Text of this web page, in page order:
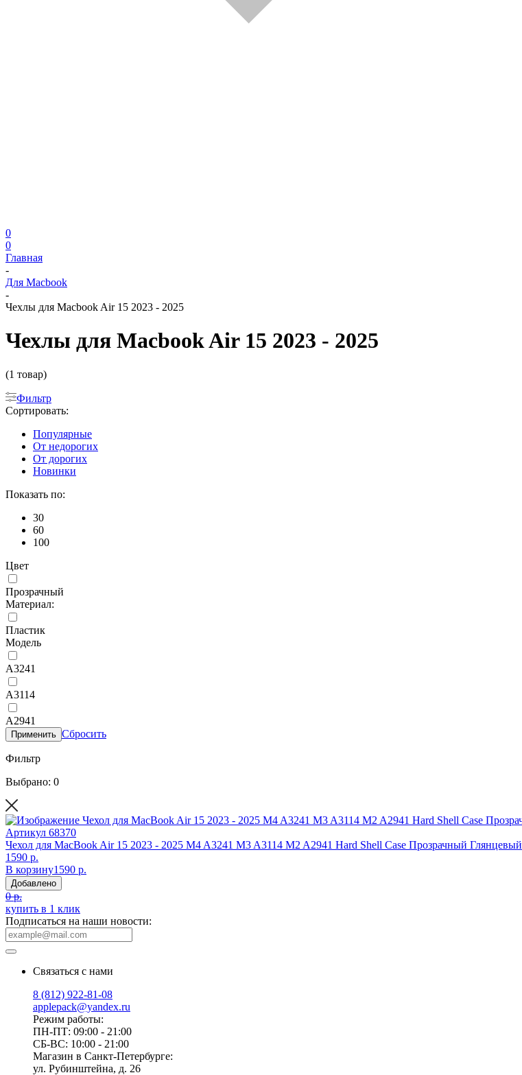
0
0
Главная
-
Для Macbook
-
Чехлы для Macbook Air 15 2023 - 2025
Чехлы для Macbook Air 15 2023 - 2025
(1 товар)
Фильтр
Сортировать:
Популярные
От недорогих
От дорогих
Новинки
Показать по:
30
60
100
Цвет
Прозрачный
Материал:
Пластик
Модель
A3241
A3114
A2941
Применить Сбросить
Фильтр
Выбрано: 0
Артикул 68370
Чехол для MacBook Air 15 2023 - 2025 M4 A3241 M3 A3114 M2 A2941 Hard Shell Case Прозрачный Глянцевый
1590 р.
В корзину1590 р.
Добавлено
0 р.
купить в 1 клик
Подписаться на наши новости:
Связаться с нами
8 (812) 922-81-08
applepack@yandex.ru
Режим работы:
ПН-ПТ: 09:00 - 21:00
СБ-ВС: 10:00 - 21:00
Магазин в Санкт-Петербурге:
ул. Рубинштейна, д. 26